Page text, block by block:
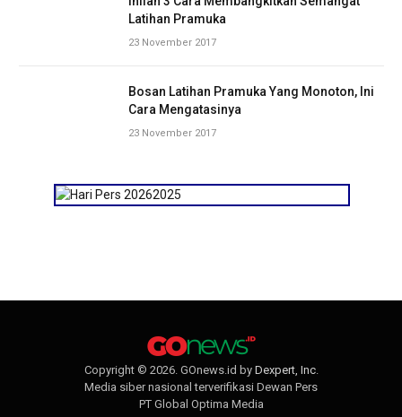
Latihan Pramuka
23 November 2017
Bosan Latihan Pramuka Yang Monoton, Ini
Cara Mengatasinya
23 November 2017
Copyright © 2026. GOnews.id by Dexpert, Inc.
Media siber nasional terverifikasi Dewan Pers
PT Global Optima Media